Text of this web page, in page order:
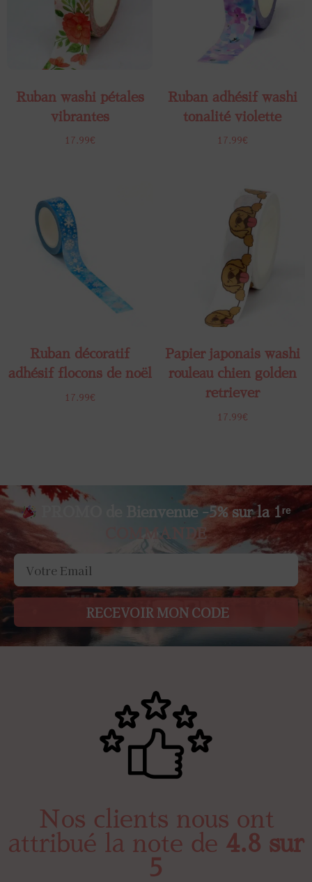
Ruban washi pétales
vibrantes
17.99€
Ruban adhésif washi​
tonalité violette
17.99€
Ruban décoratif
adhésif​ flocons de noël
17.99€
Papier japonais washi
rouleau chien golden
retriever
17.99€
PROMO de Bienvenue -5% sur la 1ʳᵉ
COMMANDE
RECEVOIR MON CODE
Nos clients nous ont
attribué la note de 4.8 sur
5